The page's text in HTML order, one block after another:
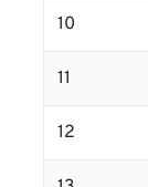
10
11
12